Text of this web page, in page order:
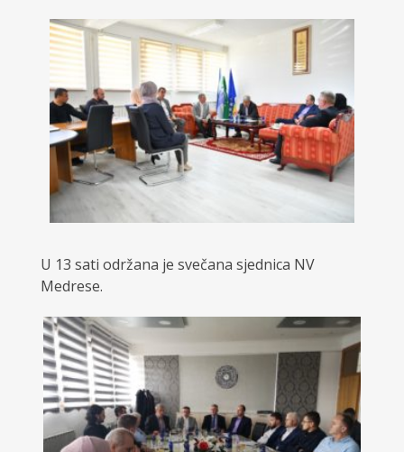
U 13 sati održana je svečana sjednica NV
Medrese.